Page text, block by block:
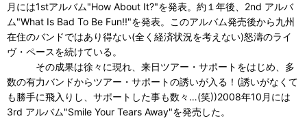
月には1stアルバム"How About It?"を発表。約１年後、2nd アルバ
ム"What Is Bad To Be Fun!!"を発表。このアルバム発売後から九州
在住のバンドではあり得ない(全く経済状況を考えない)怒濤のライ
ヴ・ペースを続けている。
その成果は徐々に現れ、来日ツアー・サポートをはじめ、多
数の有力バンドからツアー・サポートの誘いが入る！(誘いがなくて
も勝手に飛入りし、サポートした事も数々…(笑))2008年10月には
3rd アルバム"Smile Your Tears Away"を発売した。